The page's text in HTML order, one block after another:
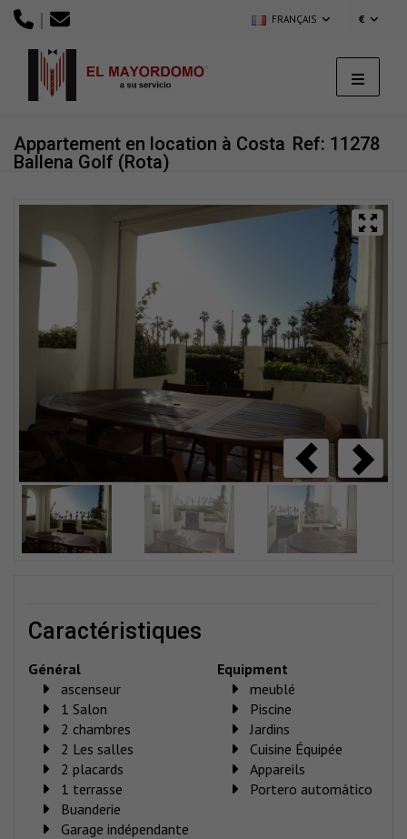
| FRANÇAIS €
Ref: 11278
Appartement en location à Costa
Ballena Golf (Rota)
caractéristiques
Général
ascenseur
1 Salon
2 chambres
2 Les salles
2 placards
1 terrasse
Buanderie
Garage indépendante
Equipment
meublé
Piscine
Jardins
Cuisine Équipée
Appareils
Portero automático